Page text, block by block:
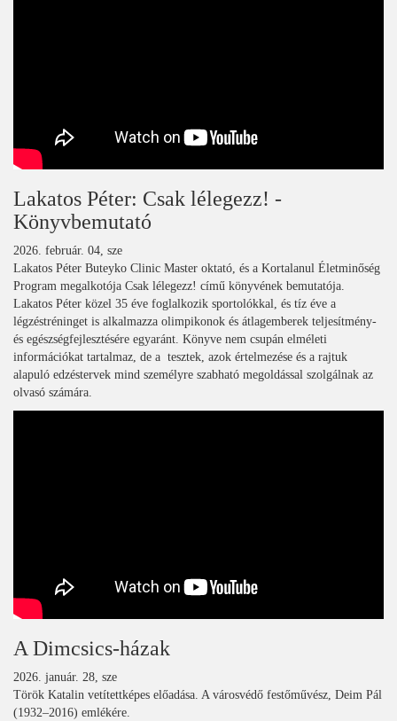
Lakatos Péter: Csak lélegezz! -
Könyvbemutató
2026. február. 04, sze
Lakatos Péter Buteyko Clinic Master oktató, és a Kortalanul Életminőség
Program megalkotója Csak lélegezz! című könyvének bemutatója.
Lakatos Péter közel 35 éve foglalkozik sportolókkal, és tíz éve a
légzéstréninget is alkalmazza olimpikonok és átlagemberek teljesítmény-
és egészségfejlesztésére egyaránt. Könyve nem csupán elméleti
információkat tartalmaz, de a tesztek, azok értelmezése és a rajtuk
alapuló edzéstervek mind személyre szabható megoldással szolgálnak az
olvasó számára.
A Dimcsics-házak
2026. január. 28, sze
Török Katalin vetítettképes előadása. A városvédő festőművész, Deim Pál
(1932–2016) emlékére.